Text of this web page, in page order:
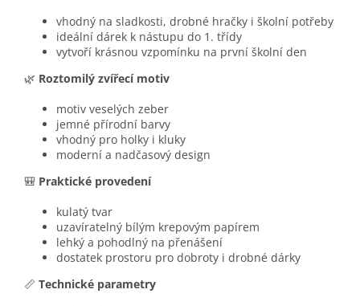
vhodný na sladkosti, drobné hračky i školní potřeby
ideální dárek k nástupu do 1. třídy
vytvoří krásnou vzpomínku na první školní den
🌿 Roztomilý zvířecí motiv
motiv veselých zeber
jemné přírodní barvy
vhodný pro holky i kluky
moderní a nadčasový design
🎒 Praktické provedení
kulatý tvar
uzavíratelný bílým krepovým papírem
lehký a pohodlný na přenášení
dostatek prostoru pro dobroty i drobné dárky
📏 Technické parametry